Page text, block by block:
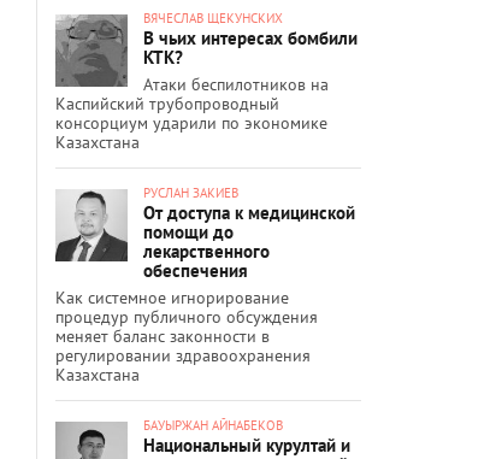
ВЯЧЕСЛАВ ЩЕКУНСКИХ
В чьих интересах бомбили
КТК?
Атаки беспилотников на
Каспийский трубопроводный
консорциум ударили по экономике
Казахстана
РУСЛАН ЗАКИЕВ
От доступа к медицинской
помощи до
лекарственного
обеспечения
Как системное игнорирование
процедур публичного обсуждения
меняет баланс законности в
регулировании здравоохранения
Казахстана
БАУЫРЖАН АЙНАБЕКОВ
Национальный курултай и